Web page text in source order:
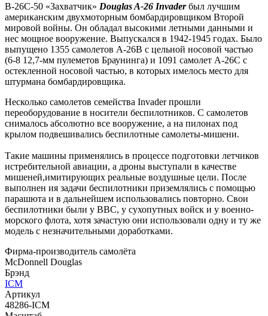
B-26C-50 «Захватчик» Douglas A-26 Invaderбыл лучшим
американским двухмоторным бомбардировщиком Второй
мировой войны. Он обладал высокими летными данными и
нес мощное вооружение. Выпускался в 1942-1945 годах. Было
выпущено 1355 самолетов А-26В с цельной носовой частью
(6-8 12,7-мм пулеметов Браунинга) и 1091 самолет А-26С с
остекленной носовой частью, в которых имелось место для
штурмана бомбардировщика.
Несколько самолетов семейства Invader прошли
переоборудование в носители беспилотников. С самолетов
снималось абсолютно все вооружение, а на пилонах под
крылом подвешивались беспилотные самолеты-мишени.
Такие машины применялись в процессе подготовки летчиков
истребительной авиации, а дроны выступали в качестве
мишеней,имитирующих реальные воздушные цели. После
выполнен ия задачи беспилотники приземлялись с помощью
парашюта и в дальнейшем использовались повторно. Свои
беспилотники были у ВВС, у сухопутных войск и у военно-
морского флота, хотя зачастую они использовали одну и ту же
модель с незначительными доработками.
Фирма-производитель самолёта
McDonnell Douglas
Брэнд
ICM
Артикул
48286-ICM